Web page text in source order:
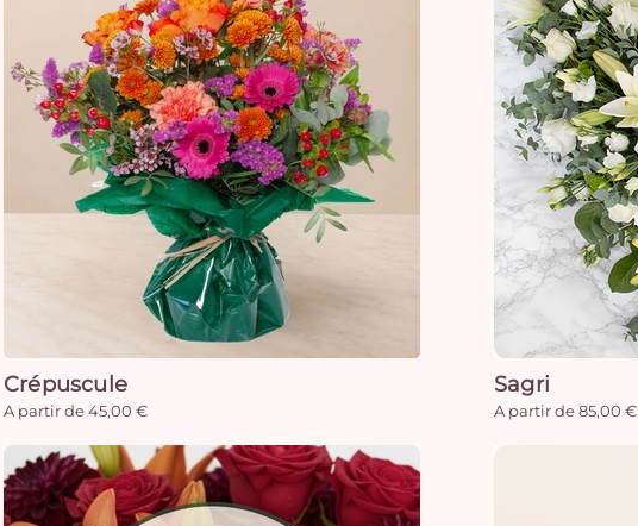
Crépuscule
A partir de 45,00 €
Sagri
A partir de 85,00 €